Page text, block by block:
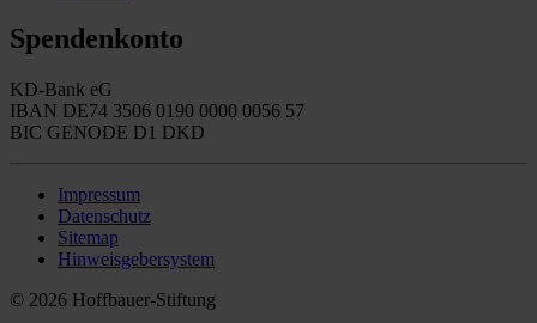
Spendenkonto
KD-Bank eG
IBAN DE74 3506 0190 0000 0056 57
BIC GENODE D1 DKD
Impressum
Datenschutz
Sitemap
Hinweisgebersystem
© 2026 Hoffbauer-Stiftung